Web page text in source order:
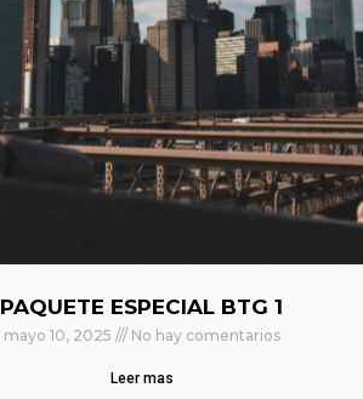
PAQUETE ESPECIAL BTG 1
mayo 10, 2025 No hay comentarios
Leer mas